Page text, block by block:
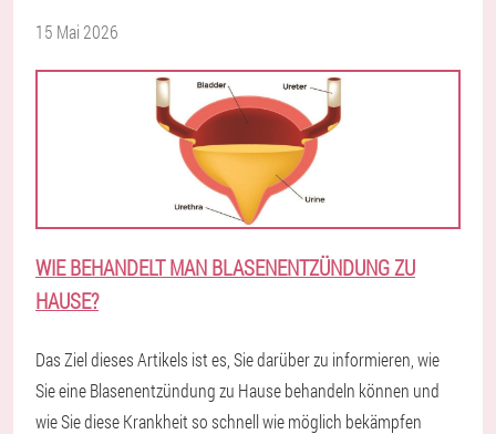
15 Mai 2026
WIE BEHANDELT MAN BLASENENTZÜNDUNG ZU
HAUSE?
Das Ziel dieses Artikels ist es, Sie darüber zu informieren, wie
Sie eine Blasenentzündung zu Hause behandeln können und
wie Sie diese Krankheit so schnell wie möglich bekämpfen